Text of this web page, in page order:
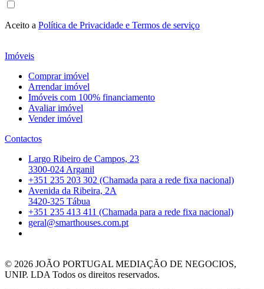
Aceito a Política de Privacidade e Termos de serviço
Imóveis
Comprar imóvel
Arrendar imóvel
Imóveis com 100% financiamento
Avaliar imóvel
Vender imóvel
Contactos
Largo Ribeiro de Campos, 23
3300-024 Arganil
+351 235 203 302 (Chamada para a rede fixa nacional)
Avenida da Ribeira, 2A
3420-325 Tábua
+351 235 413 411 (Chamada para a rede fixa nacional)
geral@smarthouses.com.pt
© 2026 JOÃO PORTUGAL MEDIAÇÃO DE NEGOCIOS,
UNIP. LDA Todos os direitos reservados.